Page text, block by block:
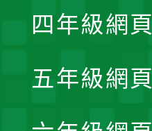
四年級網頁
五年級網頁